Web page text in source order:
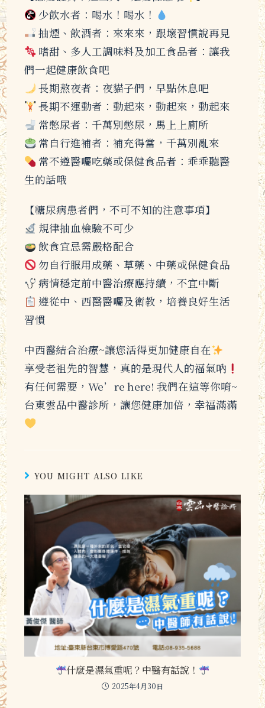
少飲水者：喝水！喝水！
抽煙、飲酒者：來來來，跟壞習慣說再見
嗜甜、多人工調味料及加工食品者：讓我
們一起健康飲食吧
長期熬夜者：夜貓子們，早點休息吧
長期不運動者：動起來，動起來，動起來
常憋尿者：千萬別憋尿，馬上上廁所
常自行進補者：補充得當，千萬別亂來
常不遵醫囑吃藥或保健食品者：乖乖聽醫
生的話哦
【糖尿病患者們，不可不知的注意事項】
規律抽血檢驗不可少
飲食宜忌需嚴格配合
勿自行服用成藥、草藥、中藥或保健食品
病情穩定前中醫治療應持續，不宜中斷
遵從中、西醫醫囑及衛教，培養良好生活
習慣
中西醫結合治療~讓您活得更加健康自在
享受老祖先的智慧，真的是現代人的福氣吶
有任何需要，We’re here! 我們在這等你唷~
台東雲品中醫診所，讓您健康加倍，幸福滿滿
YOU MIGHT ALSO LIKE
什麼是濕氣重呢？中醫有話說！
2025年4月30日